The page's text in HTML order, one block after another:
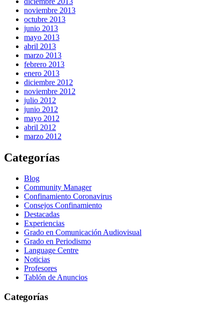
noviembre 2013
octubre 2013
junio 2013
mayo 2013
abril 2013
marzo 2013
febrero 2013
enero 2013
diciembre 2012
noviembre 2012
julio 2012
junio 2012
mayo 2012
abril 2012
marzo 2012
Categorías
Blog
Community Manager
Confinamiento Coronavirus
Consejos Confinamiento
Destacadas
Experiencias
Grado en Comunicación Audiovisual
Grado en Periodismo
Language Centre
Noticias
Profesores
Tablón de Anuncios
Categorías